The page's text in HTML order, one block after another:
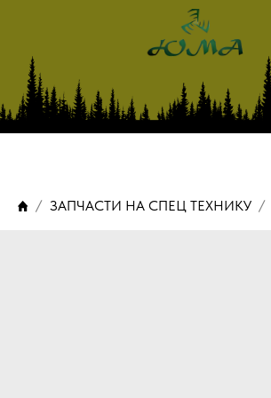
о нас
ЗАПЧАСТИ НА СПЕЦ ТЕХНИКУ